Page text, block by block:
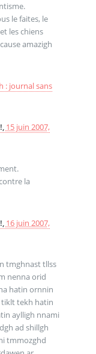
le faites, le
les chiens
amazigh
: journal sans
15 juin 2007,
la
16 juin 2007,
tmghnast tllss
nenna orid
hatin ornnin
tiklt tekh hatin
aylligh nnami
ad shillgh
tmmozghd